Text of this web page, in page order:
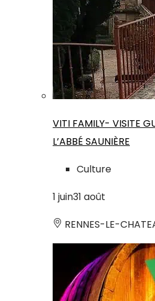
VITI FAMILY- VISITE
L’ABBÉ SAUNIÈRE
Culture
1 juin31 août
RENNES-LE-